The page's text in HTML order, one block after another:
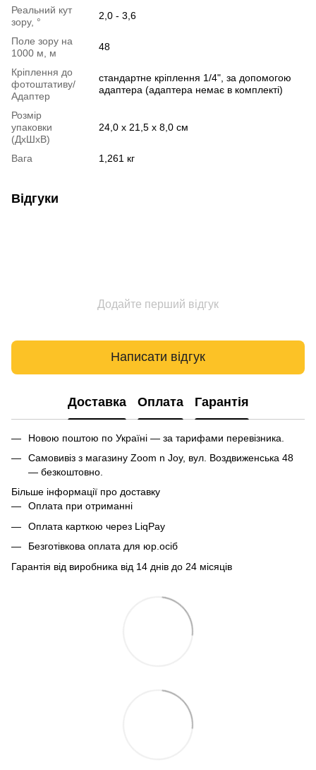
Реальний кут
зору, °
2,0 - 3,6
Поле зору на
1000 м, м
48
Кріплення до
фотоштативу/
Адаптер
стандартне кріплення 1/4", за допомогою
адаптера (адаптера немає в комплекті)
Розмір
упаковки
(ДхШхВ)
24,0 x 21,5 x 8,0 см
Вага 1,261 кг
Відгуки
Додайте перший відгук
Написати відгук
Доставка Оплата Гарантія
Новою поштою по Україні — за тарифами перевізника.
Самовивіз з магазину Zoom n Joy, вул. Воздвиженська 48
— безкоштовно.
Більше інформації про доставку
Оплата при отриманні
Оплата карткою через LiqPay
Безготівкова оплата для юр.осіб
Гарантія від виробника від 14 днів до 24 місяців